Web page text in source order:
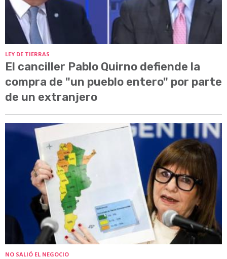
LEY DE TIERRAS
El canciller Pablo Quirno defiende la
compra de "un pueblo entero" por parte
de un extranjero
NO SALIÓ EL NEGOCIO